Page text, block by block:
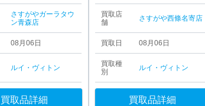
さすがやガーラタウ
ン青森店
08月06日
ルイ・ヴィトン
買取品詳細
買取店
舗
さすがや西條名寄店
買取日 08月06日
買取種
別
ルイ・ヴィトン
買取品詳細